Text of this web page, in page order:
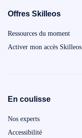
Offres Skilleos
Ressources du moment
Activer mon accès Skilleos
En coulisse
Nos experts
Accessibilité